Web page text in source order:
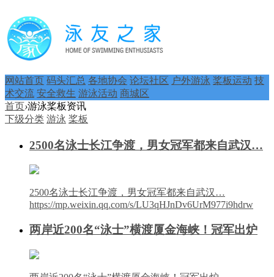
网站首页 码头汇总 各地协会 论坛社区 户外游泳 桨板运动 技
术交流 安全救生 游泳活动 商城区
首页›游泳桨板资讯
下级分类 游泳 桨板
2500名泳士长江争渡，男女冠军都来自武汉…
2500名泳士长江争渡，男女冠军都来自武汉…
https://mp.weixin.qq.com/s/LU3qHJnDv6UrM977i9hdrw
两岸近200名“泳士”横渡厦金海峡！冠军出炉